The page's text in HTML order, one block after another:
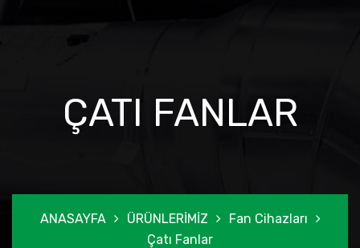
ÇATI FANLAR
ANASAYFA ÜRÜNLERİMİZ
Fan Cihazları
Çatı Fanlar